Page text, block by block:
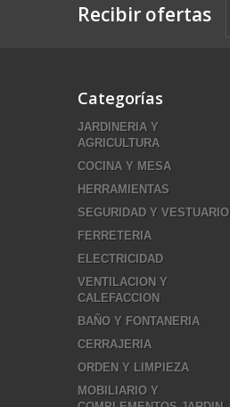
Recibir ofertas
Categorías
JARDINERIA Y
AGRICULTURA
COCINA Y MESA
HERRAMIENTAS
SEGURIDAD Y VESTUARIO
FERRETERIA
ELECTRICIDAD
VENTILACION Y
CALEFACCION
BAÑO Y FONTANERIA
CERRAJERIA
ORDEN Y LIMPIEZA
MOBILIARIO Y